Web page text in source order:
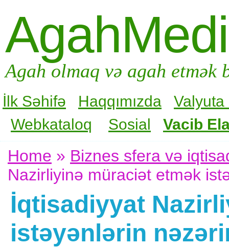
Agah olmaq və agah
İlk Səhifə Haqqımızda
Valyuta
Webkataloq
Sosial Vacib
Home » Biznes sfera və
Nazirliyinə müraciət etmək
İqtisadiyyat
istəyənlərin